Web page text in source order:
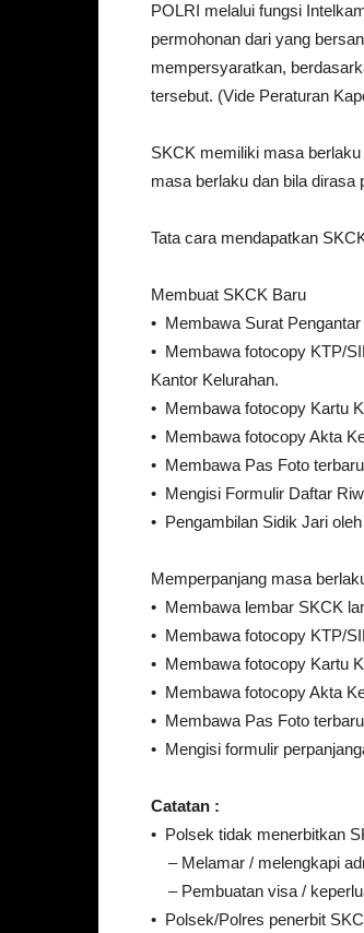
POLRI melalui fungsi
permohonan dari yang
mempersyaratkan,
tersebut. (Vide Peraturan
SKCK memiliki masa
masa berlaku dan bila dirasa
Tata cara mendapatkan
Membuat SKCK Baru
• Membawa Surat
• Membawa fotocopy KTP/
Kantor Kelurahan.
• Membawa fotocopy Kartu
• Membawa fotocopy Akta
• Membawa Pas Foto
• Mengisi Formulir Daftar
• Pengambilan Sidik Jari
Memperpanjang masa
• Membawa lembar SKCK
• Membawa fotocopy KTP/
• Membawa fotocopy Kartu
• Membawa fotocopy Akta
• Membawa Pas Foto
• Mengisi formulir
Catatan :
• Polsek tidak menerbitkan
– Melamar / melengkapi
– Pembuatan visa /
• Polsek/Polres penerbit